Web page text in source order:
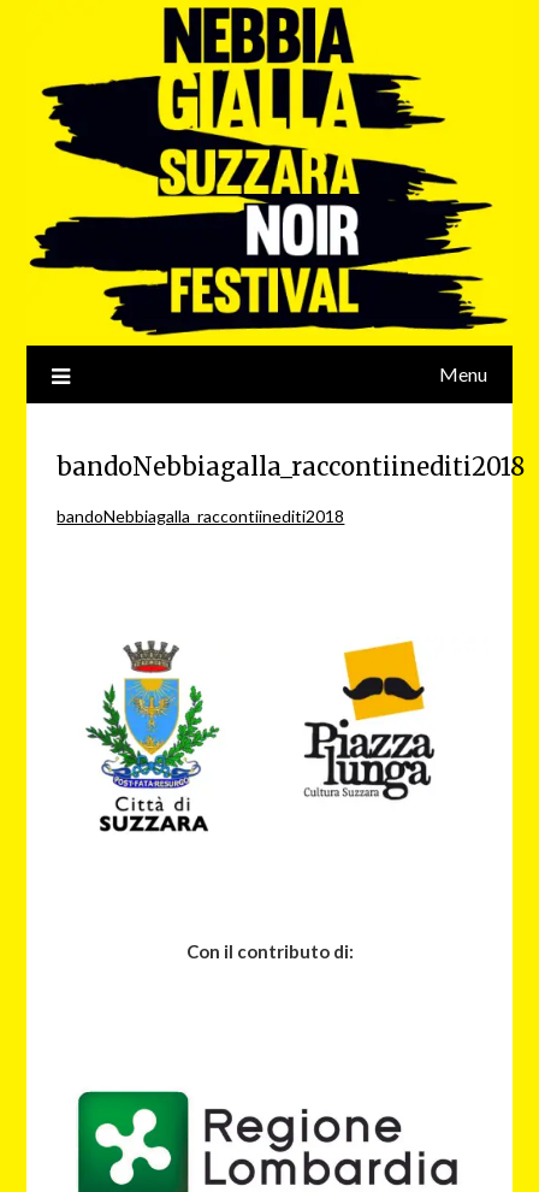
Menu
bandoNebbiagalla_raccontiinediti2018
bandoNebbiagalla_raccontiinediti2018
Con il contributo di: